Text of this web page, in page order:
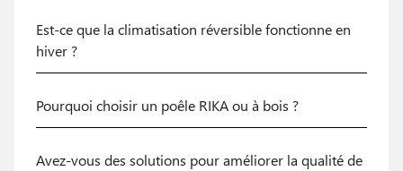
Est-ce que la climatisation réversible fonctionne en
hiver ?
Pourquoi choisir un poêle RIKA ou à bois ?
Avez-vous des solutions pour améliorer la qualité de